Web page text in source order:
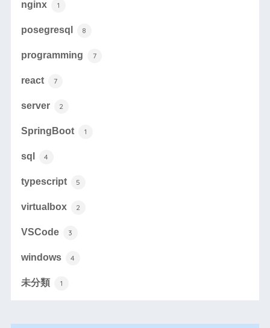
nginx 1
posegresql 8
programming 7
react 7
server 2
SpringBoot 1
sql 4
typescript 5
virtualbox 2
VSCode 3
windows 4
未分類 1